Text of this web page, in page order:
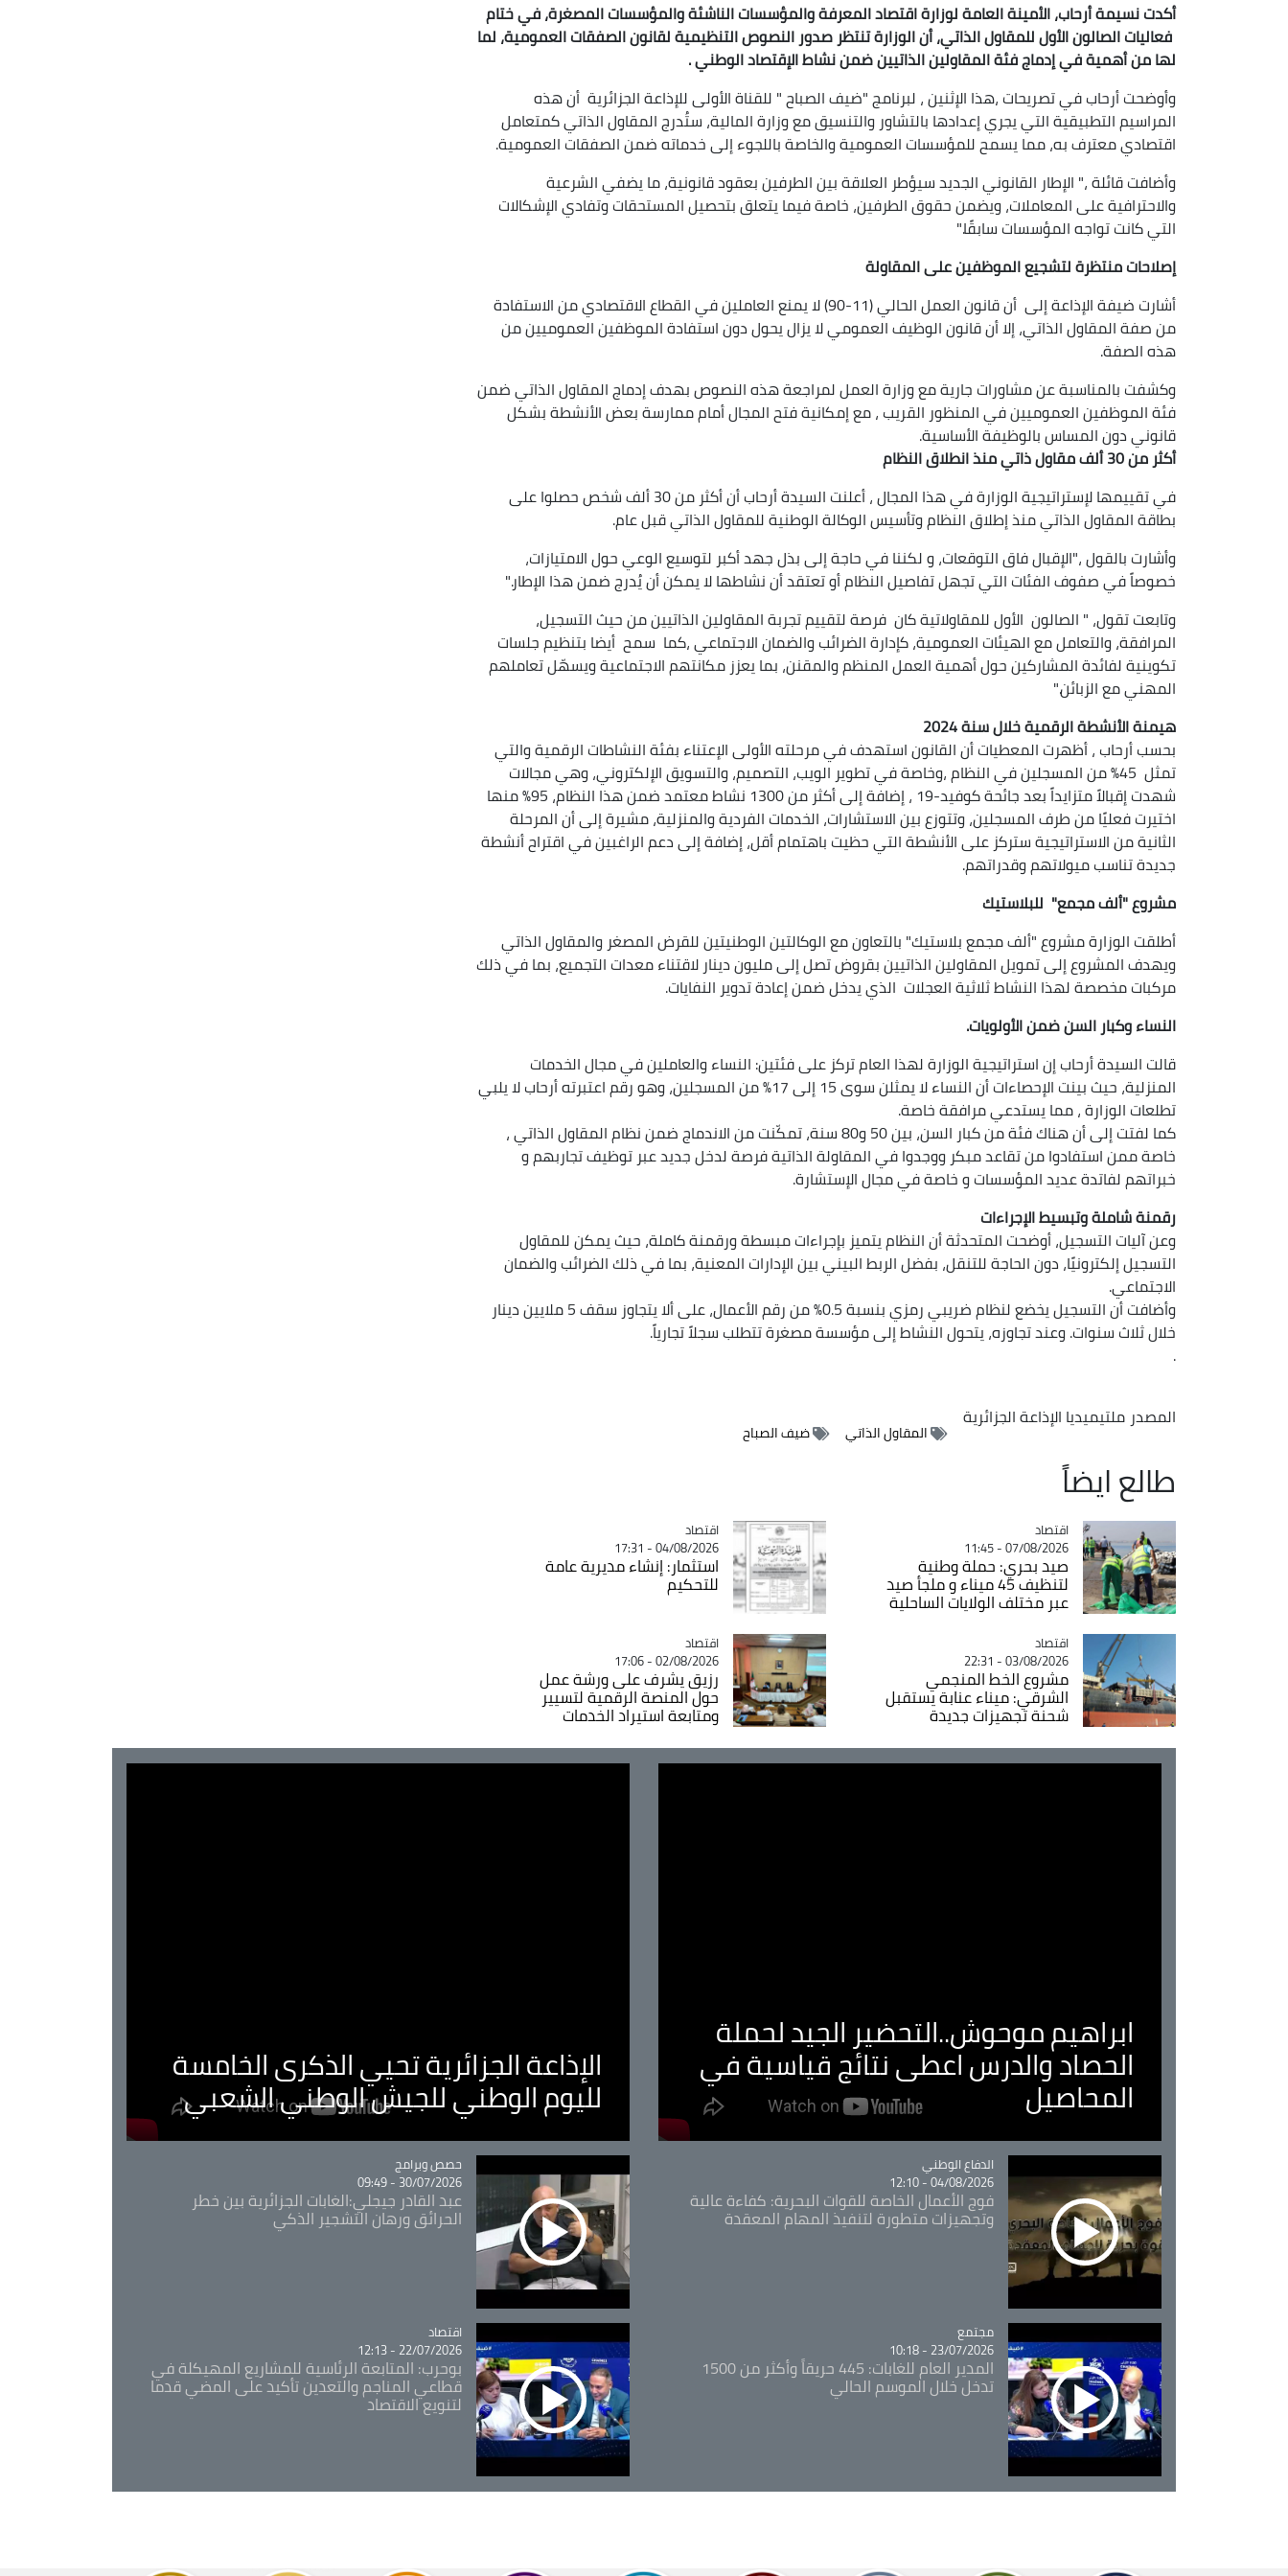
أكدت نسيمة أرحاب، الأمينة العامة لوزارة اقتصاد المعرفة والمؤسسات الناشئة والمؤسسات المصغرة، في ختام
فعاليات الصالون الأول للمقاول الذاتي، أن الوزارة تنتظر صدور النصوص التنظيمية لقانون الصفقات العمومية، لما
لها من أهمية في إدماج فئة المقاولين الذاتيين ضمن نشاط الإقتصاد الوطني .
وأوضحت أرحاب في تصريحات ،هذا الإثنين ، لبرنامج "ضيف الصباح " للقناة الأولى للإذاعة الجزائرية أن هذه
المراسيم التطبيقية التي يجري إعدادها بالتشاور والتنسيق مع وزارة المالية، ستُدرج المقاول الذاتي كمتعامل
اقتصادي معترف به، مما يسمح للمؤسسات العمومية والخاصة باللجوء إلى خدماته ضمن الصفقات العمومية.
وأضافت قائلة ،" الإطار القانوني الجديد سيؤطر العلاقة بين الطرفين بعقود قانونية، ما يضفي الشرعية
والاحترافية على المعاملات، ويضمن حقوق الطرفين، خاصة فيما يتعلق بتحصيل المستحقات وتفادي الإشكالات
التي كانت تواجه المؤسسات سابقًا."
إصلاحات منتظرة لتشجيع الموظفين على المقاولة
أشارت ضيفة الإذاعة إلى أن قانون العمل الحالي (11-90) لا يمنع العاملين في القطاع الاقتصادي من الاستفادة
من صفة المقاول الذاتي، إلا أن قانون الوظيف العمومي لا يزال يحول دون استفادة الموظفين العموميين من
هذه الصفة.
وكشفت بالمناسبة عن مشاورات جارية مع وزارة العمل لمراجعة هذه النصوص بهدف إدماج المقاول الذاتي ضمن
فئة الموظفين العموميين في المنظور القريب ، مع إمكانية فتح المجال أمام ممارسة بعض الأنشطة بشكل
قانوني دون المساس بالوظيفة الأساسية.
أكثر من 30 ألف مقاول ذاتي منذ انطلاق النظام
في تقييمها لإستراتيجية الوزارة في هذا المجال ، أعلنت السيدة أرحاب أن أكثر من 30 ألف شخص حصلوا على
بطاقة المقاول الذاتي منذ إطلاق النظام وتأسيس الوكالة الوطنية للمقاول الذاتي قبل عام.
وأشارت بالقول ،"الإقبال فاق التوقعات، و لكننا في حاجة إلى بذل جهد أكبر لتوسيع الوعي حول الامتيازات،
خصوصاً في صفوف الفئات التي تجهل تفاصيل النظام أو تعتقد أن نشاطها لا يمكن أن يُدرج ضمن هذا الإطار."
وتابعت تقول، " الصالون الأول للمقاولاتية كان فرصة لتقييم تجربة المقاولين الذاتيين من حيث التسجيل،
المرافقة، والتعامل مع الهيئات العمومية، كإدارة الضرائب والضمان الاجتماعي ،كما سمح أيضا بتنظيم جلسات
تكوينية لفائدة المشاركين حول أهمية العمل المنظم والمقنن، بما يعزز مكانتهم الاجتماعية ويسهّل تعاملهم
المهني مع الزبائن."
هيمنة الأنشطة الرقمية خلال سنة 2024
بحسب أرحاب ، أظهرت المعطيات أن القانون استهدف في مرحلته الأولى الإعتناء بفئة النشاطات الرقمية والتي
تمثل 45٪ من المسجلين في النظام ،وخاصة في تطوير الويب، التصميم، والتسويق الإلكتروني، وهي مجالات
شهدت إقبالاً متزايداً بعد جائحة كوفيد-19 ، إضافة إلى أكثر من 1300 نشاط معتمد ضمن هذا النظام، 95٪ منها
اختيرت فعليًا من طرف المسجلين، وتتوزع بين الاستشارات، الخدمات الفردية والمنزلية، مشيرة إلى أن المرحلة
الثانية من الاستراتيجية ستركز على الأنشطة التي حظيت باهتمام أقل، إضافة إلى دعم الراغبين في اقتراح أنشطة
جديدة تناسب ميولاتهم وقدراتهم.
مشروع "ألف مجمع" للبلاستيك
أطلقت الوزارة مشروع "ألف مجمع بلاستيك" بالتعاون مع الوكالتين الوطنيتين للقرض المصغر والمقاول الذاتي
ويهدف المشروع إلى تمويل المقاولين الذاتيين بقروض تصل إلى مليون دينار لاقتناء معدات التجميع، بما في ذلك
مركبات مخصصة لهذا النشاط ثلاثية العجلات الذي يدخل ضمن إعادة تدوير النفايات.
النساء وكبار السن ضمن الأولويات.
قالت السيدة أرحاب إن استراتيجية الوزارة لهذا العام تركز على فئتين: النساء والعاملين في مجال الخدمات
المنزلية، حيث بينت الإحصاءات أن النساء لا يمثلن سوى 15 إلى 17٪ من المسجلين، وهو رقم اعتبرته أرحاب لا يلبي
تطلعات الوزارة ، مما يستدعي مرافقة خاصة.
كما لفتت إلى أن هناك فئة من كبار السن، بين 50 و80 سنة، تمكّنت من الاندماج ضمن نظام المقاول الذاتي ،
خاصة ممن استفادوا من تقاعد مبكر ووجدوا في المقاولة الذاتية فرصة لدخل جديد عبر توظيف تجاربهم و
خبراتهم لفاتدة عديد المؤسسات و خاصة في مجال الإستشارة.
رقمنة شاملة وتبسيط الإجراءات
وعن آليات التسجيل، أوضحت المتحدثة أن النظام يتميز بإجراءات مبسطة ورقمنة كاملة، حيث يمكن للمقاول
التسجيل إلكترونيًا، دون الحاجة للتنقل، بفضل الربط البيني بين الإدارات المعنية، بما في ذلك الضرائب والضمان
الاجتماعي.
وأضافت أن التسجيل يخضع لنظام ضريبي رمزي بنسبة 0.5٪ من رقم الأعمال، على ألا يتجاوز سقف 5 ملايين دينار
خلال ثلاث سنوات. وعند تجاوزه، يتحول النشاط إلى مؤسسة مصغرة تتطلب سجلاً تجارياً.
.
المصدر ملتيميديا الإذاعة الجزائرية
المقاول الذاتي ضيف الصباح
طالع ايضاً
Catégorie
اقتصاد
07/08/2026 - 11:45
صيد بحري: حملة وطنية
لتنظيف 45 ميناء و ملجأ صيد
عبر مختلف الولايات الساحلية
Catégorie
اقتصاد
04/08/2026 - 17:31
استثمار: إنشاء مديرية عامة
للتحكيم
Catégorie
اقتصاد
03/08/2026 - 22:31
مشروع الخط المنجمي
الشرقي: ميناء عنابة يستقبل
شحنة تجهيزات جديدة
Catégorie
اقتصاد
02/08/2026 - 17:06
رزيق يشرف على ورشة عمل
حول المنصة الرقمية لتسيير
ومتابعة استيراد الخدمات
ابراهيم موحوش..التحضير الجيد لحملة
الحصاد والدرس اعطى نتائج قياسية في
المحاصيل
الإذاعة الجزائرية تحيي الذكرى الخامسة
لليوم الوطني للجيش الوطني الشعبي
Catégorie
الدفاع الوطني
04/08/2026 - 12:10
فوج الأعمال الخاصة للقوات البحرية: كفاءة عالية
وتجهيزات متطورة لتنفيذ المهام المعقدة
Catégorie
حصص وبرامج
30/07/2026 - 09:49
عبد القادر جيجلي:الغابات الجزائرية بين خطر
الحرائق ورهان التشجير الذكي
Catégorie
مجتمع
23/07/2026 - 10:18
المدير العام للغابات: 445 حريقاً وأكثر من 1500
تدخل خلال الموسم الحالي
Catégorie
اقتصاد
22/07/2026 - 12:13
بوحرب: المتابعة الرئاسية للمشاريع المهيكلة في
قطاعي المناجم والتعدين تأكيد على المضي قدما
لتنويع الاقتصاد